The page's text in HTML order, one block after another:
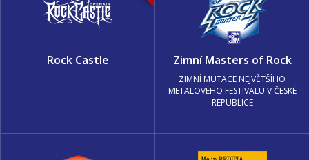
Rock Castle Zimní Masters of Rock
ZIMNÍ MUTACE NEJVĚTŠÍHO
METALOVÉHO FESTIVALU V ČESKÉ
REPUBLICE